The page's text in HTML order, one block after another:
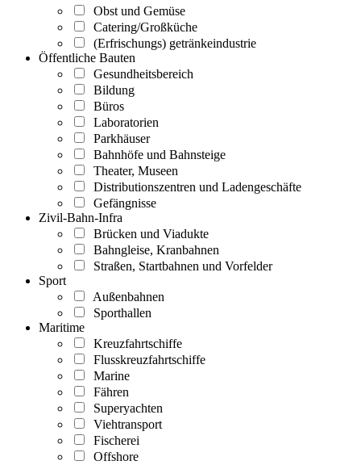
Obst und Gemüse
Catering/Großküche
(Erfrischungs) getränkeindustrie
Öffentliche Bauten
Gesundheitsbereich
Bildung
Büros
Laboratorien
Parkhäuser
Bahnhöfe und Bahnsteige
Theater, Museen
Distributionszentren und Ladengeschäfte
Gefängnisse
Zivil-Bahn-Infra
Brücken und Viadukte
Bahngleise, Kranbahnen
Straßen, Startbahnen und Vorfelder
Sport
Außenbahnen
Sporthallen
Maritime
Kreuzfahrtschiffe
Flusskreuzfahrtschiffe
Marine
Fähren
Superyachten
Viehtransport
Fischerei
Offshore